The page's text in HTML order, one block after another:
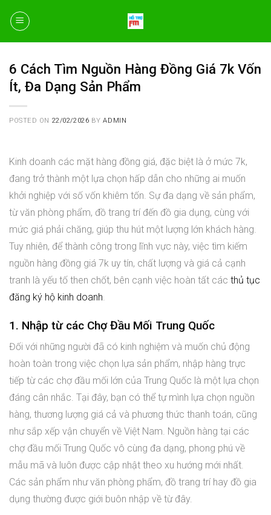
content
6 Cách Tìm Nguồn Hàng Đồng Giá 7k Vốn
Ít, Đa Dạng Sản Phẩm
POSTED ON 22/02/2026 BYADMIN
Kinh doanh các mặt hàng đồng giá, đặc biệt là ở mức 7k,
đang trở thành một lựa chọn hấp dẫn cho những ai muốn
khởi nghiệp với số vốn khiêm tốn. Sự đa dạng về sản phẩm,
từ văn phòng phẩm, đồ trang trí đến đồ gia dụng, cùng với
mức giá phải chăng, giúp thu hút một lượng lớn khách hàng.
Tuy nhiên, để thành công trong lĩnh vực này, việc tìm kiếm
nguồn hàng đồng giá 7k uy tín, chất lượng và giá cả cạnh
tranh là yếu tố then chốt, bên cạnh việc hoàn tất các thủ tục
đăng ký hộ kinh doanh.
1. Nhập từ các Chợ Đầu Mối Trung Quốc
Đối với những người đã có kinh nghiệm và muốn chủ động
hoàn toàn trong việc chọn lựa sản phẩm, nhập hàng trực
tiếp từ các chợ đầu mối lớn của Trung Quốc là một lựa chọn
đáng cân nhắc. Tại đây, bạn có thể tự mình lựa chọn nguồn
hàng, thương lượng giá cả và phương thức thanh toán, cũng
như sắp xếp vận chuyển về Việt Nam. Nguồn hàng tại các
chợ đầu mối Trung Quốc vô cùng đa dạng, phong phú về
mẫu mã và luôn được cập nhật theo xu hướng mới nhất.
Các sản phẩm như văn phòng phẩm, đồ trang trí hay đồ gia
dụng thường được giới buôn nhập về từ đây.